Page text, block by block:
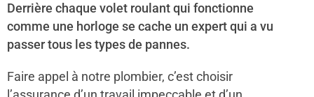
Derrière chaque volet roulant qui fonctionne
comme une horloge se cache un expert qui a vu
passer tous les types de pannes.
Faire appel à notre plombier, c’est choisir